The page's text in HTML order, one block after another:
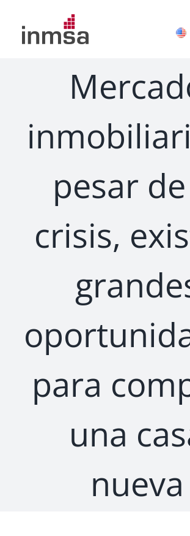
contenido
pesar
crisis,
para
una
nueva